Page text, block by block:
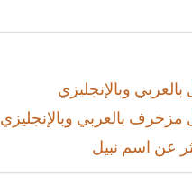
وبالإنجليزي
مزخرف بالعربي وبالإنجليزي
عن اسم نبيل